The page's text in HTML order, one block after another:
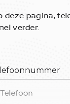
pagina,
verder.